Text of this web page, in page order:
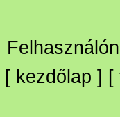
[ kezdőlap ] [